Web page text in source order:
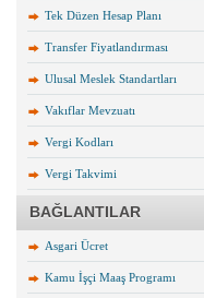
Tek Düzen Hesap Planı
Transfer Fiyatlandırması
Ulusal Meslek Standartları
Vakıflar Mevzuatı
Vergi Kodları
Vergi Takvimi
BAĞLANTILAR
Asgari Ücret
Kamu İşçi Maaş Programı